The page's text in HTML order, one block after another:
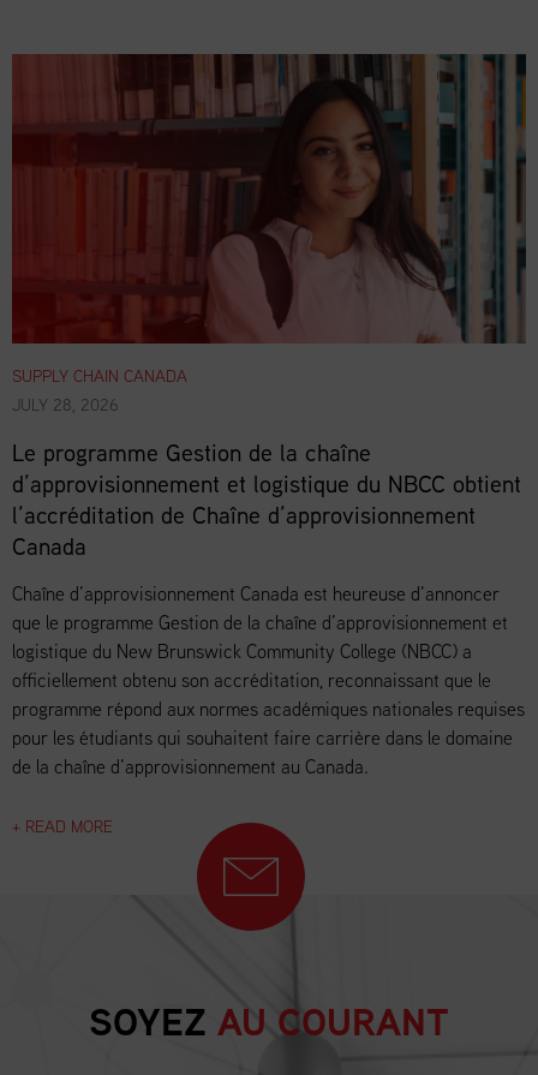
SUPPLY CHAIN CANADA
JULY 28, 2026
Le programme Gestion de la chaîne
d’approvisionnement et logistique du NBCC obtient
l’accréditation de Chaîne d’approvisionnement
Canada
Chaîne d’approvisionnement Canada est heureuse d’annoncer
que le programme Gestion de la chaîne d’approvisionnement et
logistique du New Brunswick Community College (NBCC) a
officiellement obtenu son accréditation, reconnaissant que le
programme répond aux normes académiques nationales requises
pour les étudiants qui souhaitent faire carrière dans le domaine
de la chaîne d’approvisionnement au Canada.
+ READ MORE
SOYEZ AU COURANT